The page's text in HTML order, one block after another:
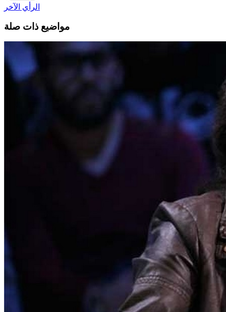
الرأي الآخر
مواضيع ذات صلة